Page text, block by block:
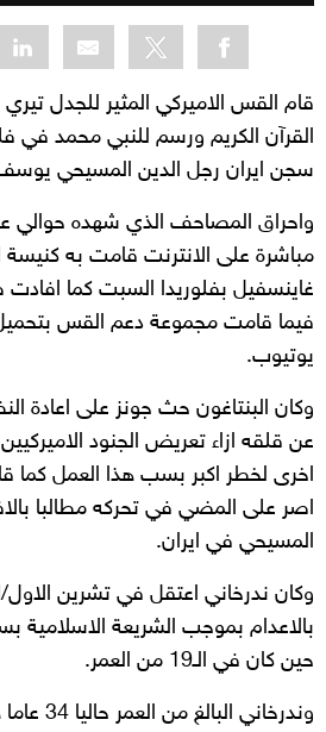
قام القس الاميركي المثير للجدل
القرآن الكريم ورسم للنبي محمد في
سجن ايران رجل الدين المسيحي
واحراق المصاحف الذي شهده
مباشرة على الانترنت قامت به
غاينسفيل بفلوريدا السبت كما
فيما قامت مجموعة دعم القس
يوتيوب.
وكان البنتاغون حث جونز على اعادة
عن قلقه ازاء تعريض الجنود
اخرى لخطر اكبر بسب هذا العمل كما
اصر على المضي في تحركه مطالبا
المسيحي في ايران.
بالاعدام بموجب الشريعة الاسلامية
حين كان في الـ19 من العمر.
وندرخاني